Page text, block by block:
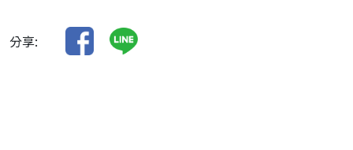
分享: